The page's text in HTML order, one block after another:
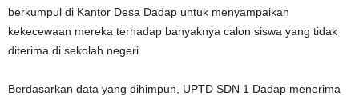
berkumpul di Kantor Desa Dadap untuk menyampaikan
kekecewaan mereka terhadap banyaknya calon siswa yang tidak
diterima di sekolah negeri.
Berdasarkan data yang dihimpun, UPTD SDN 1 Dadap menerima